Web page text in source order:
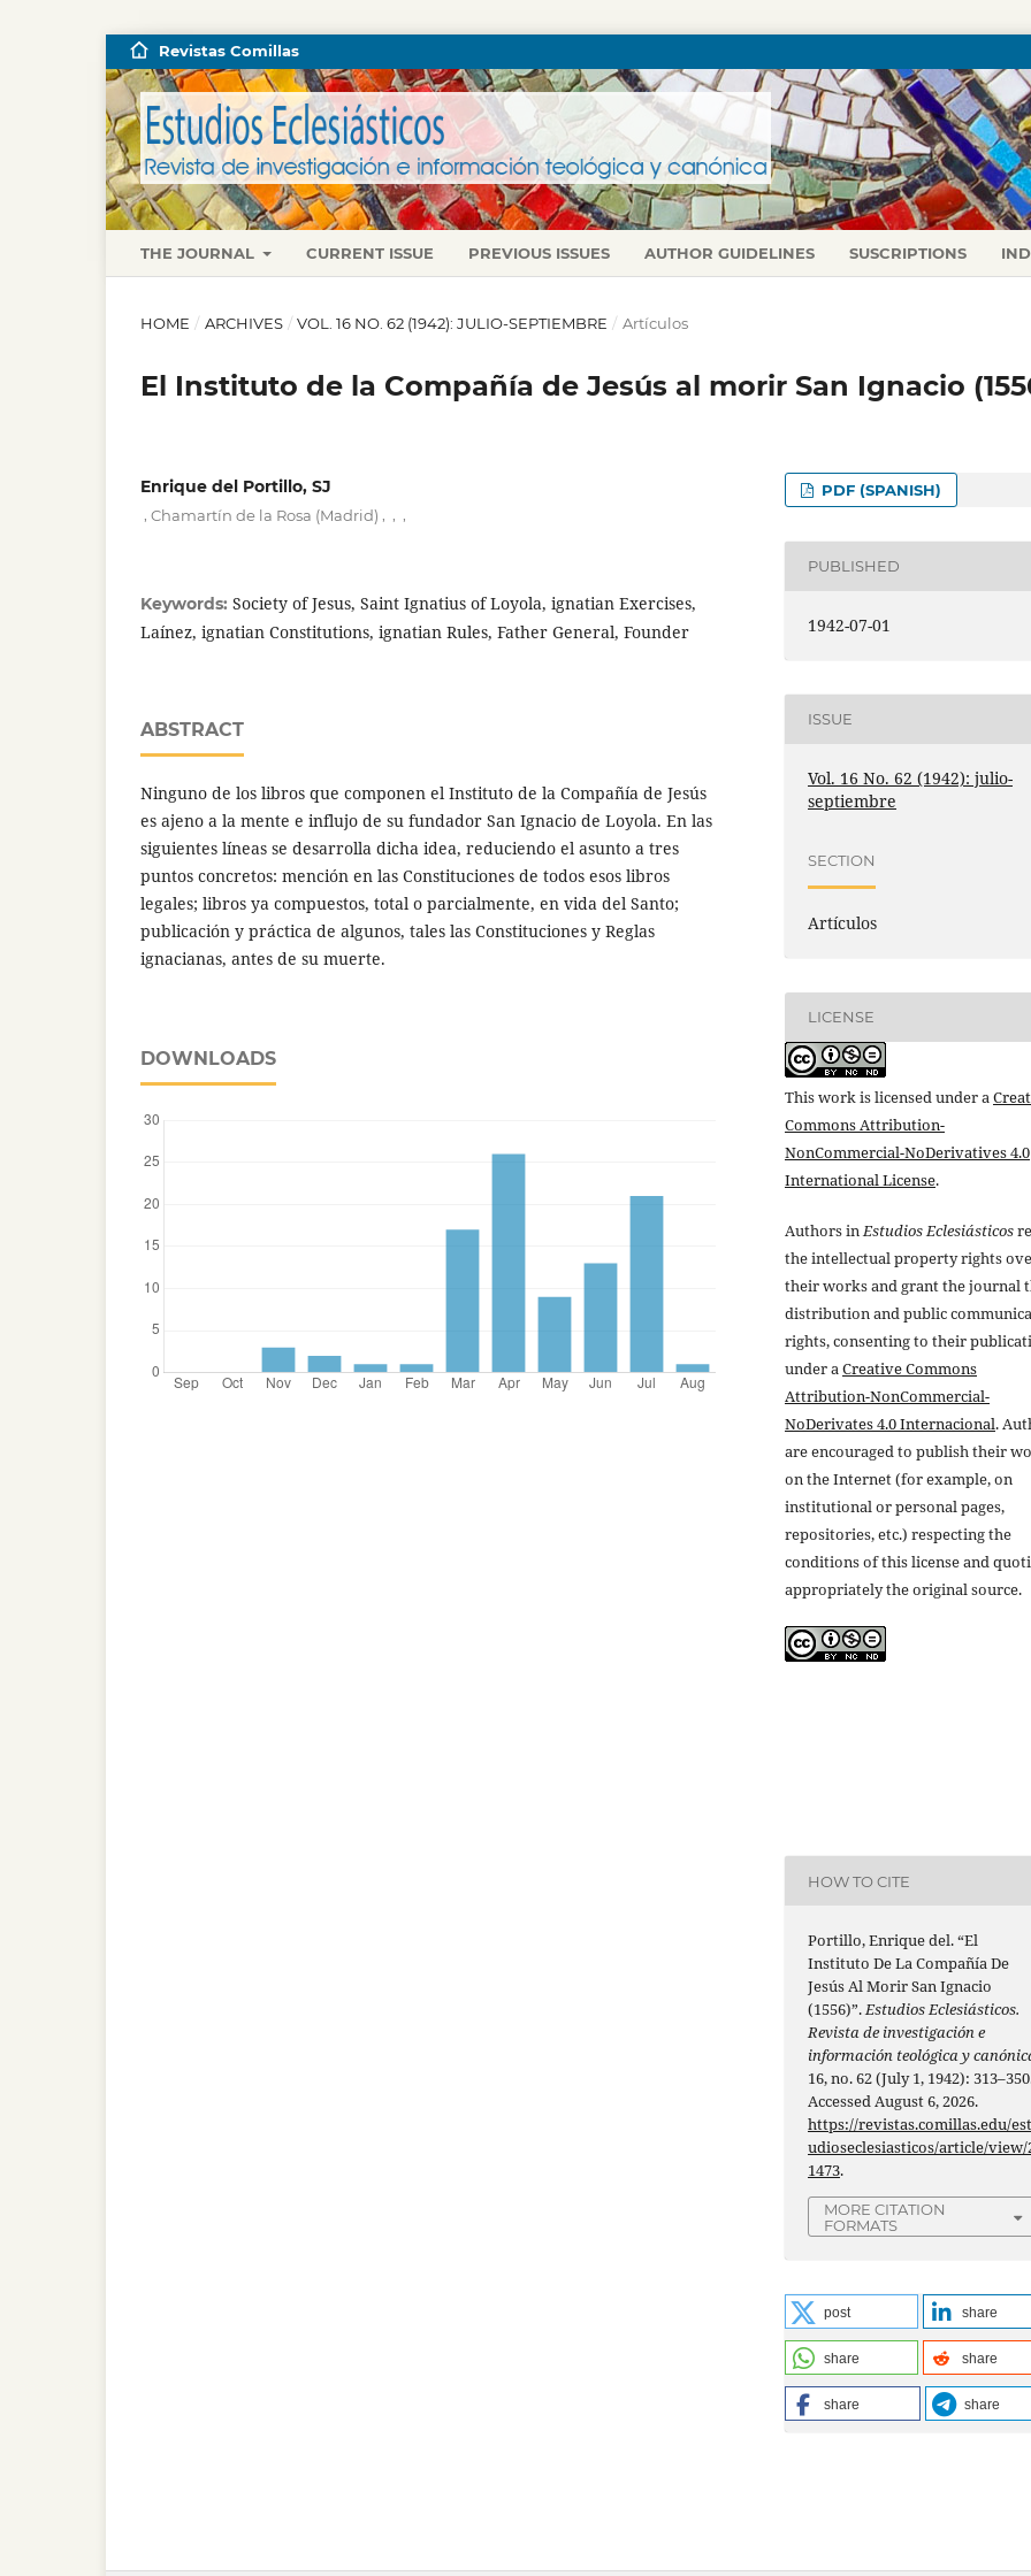
THE JOURNAL CURRENT ISSUE PREVIOUS ISSUES AUTHOR GUIDELINES SUSCRIPTIONS
Revistas Comillas
HOME / ARCHIVES / VOL. 16 NO. 62 (1942): JULIO-SEPTIEMBRE / Artículos
El Instituto de la Compañía de Jesús al morir San Ignacio
Enrique del Portillo, SJ
Chamartín de la Rosa (Madrid)
Keywords: Society of Jesus, Saint Ignatius of Loyola, ignatian Exercises,
Laínez, ignatian Constitutions, ignatian Rules, Father General, Founder
ABSTRACT
Ninguno de los libros que componen el Instituto de la Compañía de Jesús
es ajeno a la mente e influjo de su fundador San Ignacio de Loyola. En las
siguientes líneas se desarrolla dicha idea, reduciendo el asunto a tres
puntos concretos: mención en las Constituciones de todos esos libros
legales; libros ya compuestos, total o parcialmente, en vida del Santo;
publicación y práctica de algunos, tales las Constituciones y Reglas
ignacianas, antes de su muerte.
DOWNLOADS
PDF (SPANISH)
PUBLISHED
1942-07-01
ISSUE
Vol. 16 No. 62 (1942): julio-
septiembre
SECTION
Artículos
LICENSE
This work is licensed under a
Commons Attribution-
NonCommercial-NoDerivatives 4.0
International License.
Authors inEstudios Eclesiásticos
the intellectual property rights
their works and grant the journal
distribution and public
rights, consenting to their
under aCreative Commons
Attribution-NonCommercial-
NoDerivates 4.0 Internacional.
are encouraged to publish their
on the Internet (for example, on
institutional or personal pages,
repositories, etc.) respecting the
conditions of this license and
appropriately the original source.
HOW TO CITE
Portillo, Enrique del. “El
Instituto De La Compañía De
Jesús Al Morir San Ignacio
(1556)”.Estudios Eclesiásticos.
Revista de investigación e
información teológica y
16, no. 62 (July 1, 1942):
Accessed August 6, 2026.
https://revistas.comillas.edu/est
udioseclesiasticos/article/view/
1473.
MORE CITATION
FORMATS
post share
share share
share share